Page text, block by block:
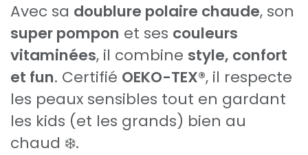
Avec sa doublure polaire chaude, son
super pompon et ses couleurs
vitaminées, il combine style, confort
et fun. Certifié OEKO-TEX®, il respecte
les peaux sensibles tout en gardant
les kids (et les grands) bien au
chaud ❄️.